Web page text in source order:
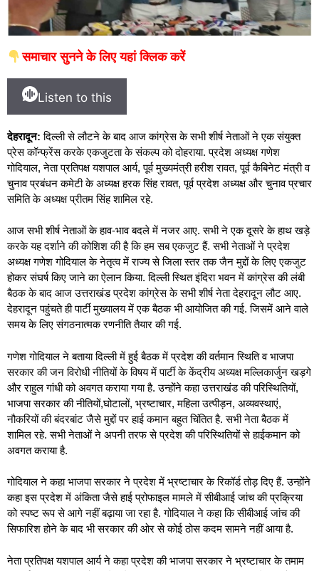
समाचार सुनने के लिए यहां क्लिक करें
Listen to this
देहरादून: दिल्ली से लौटने के बाद आज कांग्रेस के सभी शीर्ष नेताओं ने एक संयुक्त
प्रेस कॉन्फ्रेंस करके एकजुटता के संकल्प को दोहराया. प्रदेश अध्यक्ष गणेश
गोदियाल, नेता प्रतिपक्ष यशपाल आर्य, पूर्व मुख्यमंत्री हरीश रावत, पूर्व कैबिनेट मंत्री व
चुनाव प्रबंधन कमेटी के अध्यक्ष हरक सिंह रावत, पूर्व प्रदेश अध्यक्ष और चुनाव प्रचार
समिति के अध्यक्ष प्रीतम सिंह शामिल रहे.
आज सभी शीर्ष नेताओं के हाव-भाव बदले में नजर आए. सभी ने एक दूसरे के हाथ खड़े
करके यह दर्शाने की कोशिश की है कि हम सब एकजुट हैं. सभी नेताओं ने प्रदेश
अध्यक्ष गणेश गोदियाल के नेतृत्व में राज्य से जिला स्तर तक जैन मुद्दों के लिए एकजुट
होकर संघर्ष किए जाने का ऐलान किया. दिल्ली स्थित इंदिरा भवन में कांग्रेस की लंबी
बैठक के बाद आज उत्तराखंड प्रदेश कांग्रेस के सभी शीर्ष नेता देहरादून लौट आए.
देहरादून पहुंचते ही पार्टी मुख्यालय में एक बैठक भी आयोजित की गई. जिसमें आने वाले
समय के लिए संगठनात्मक रणनीति तैयार की गई.
गणेश गोदियाल ने बताया दिल्ली में हुई बैठक में प्रदेश की वर्तमान स्थिति व भाजपा
सरकार की जन विरोधी नीतियों के विषय में पार्टी के केंद्रीय अध्यक्ष मल्लिकार्जुन खड़गे
और राहुल गांधी को अवगत कराया गया है. उन्होंने कहा उत्तराखंड की परिस्थितियों,
भाजपा सरकार की नीतियों,घोटालों, भ्रष्टाचार, महिला उत्पीड़न, अव्यवस्थाएं,
नौकरियों की बंदरबांट जैसे मुद्दों पर हाई कमान बहुत चिंतित है. सभी नेता बैठक में
शामिल रहे. सभी नेताओं ने अपनी तरफ से प्रदेश की परिस्थितियों से हाईकमान को
अवगत कराया है.
गोदियाल ने कहा भाजपा सरकार ने प्रदेश में भ्रष्टाचार के रिकॉर्ड तोड़ दिए हैं. उन्होंने
कहा इस प्रदेश में अंकिता जैसे हाई प्रोफाइल मामले में सीबीआई जांच की प्रक्रिया
को स्पष्ट रूप से आगे नहीं बढ़ाया जा रहा है. गोदियाल ने कहा कि सीबीआई जांच की
सिफारिश होने के बाद भी सरकार की ओर से कोई ठोस कदम सामने नहीं आया है.
नेता प्रतिपक्ष यशपाल आर्य ने कहा प्रदेश की भाजपा सरकार ने भ्रष्टाचार के तमाम